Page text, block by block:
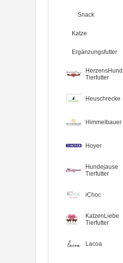
Snack
Katze
Ergänzungsfutter
HerzensHund
Tierfutter
Heuschrecke
Himmelbauer
Hoyer
Hundejause
Tierfutter
iChoc
KatzenLiebe
Tierfutter
Lacoa